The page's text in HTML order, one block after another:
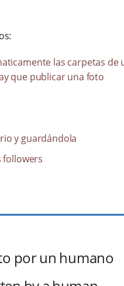
las carpetas
que publicar una foto
y guardándola
followers
por un humano